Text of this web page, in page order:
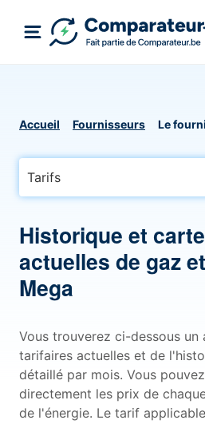
Accueil Fournisseurs Le
Tarifs
Historique et
actuelles de gaz
Mega
Vous trouverez ci-dessous un
tarifaires actuelles et de
détaillé par mois. Vous
directement les prix de
de l'énergie. Le tarif